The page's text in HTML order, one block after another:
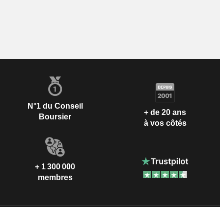
N°1 du Conseil
Boursier
+ de 20 ans
à vos côtés
+ 1 300 000
membres